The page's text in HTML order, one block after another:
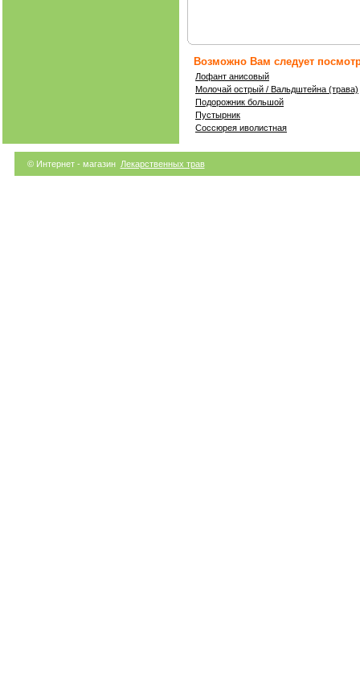
Возможно Вам следует
Лофант анисовый
Молочай острый / Вальдштейна (трава)
Подорожник большой
Пустырник
Соссюрея иволистная
© Интернет - магазин Лекарственных трав